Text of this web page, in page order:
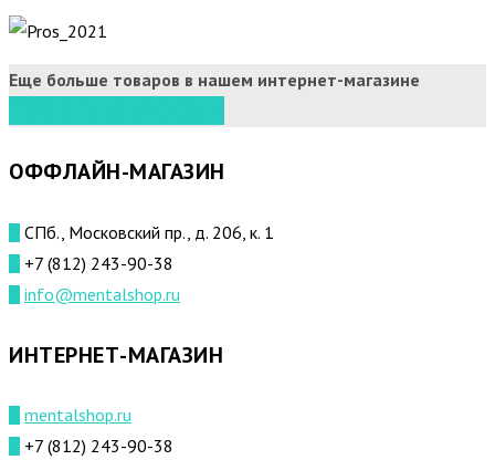
Еще больше товаров в нашем интернет-магазине
ОФФЛАЙН-МАГАЗИН
СПб., Московский пр., д. 206, к. 1
+7 (812) 243-90-38
info@mentalshop.ru
ИНТЕРНЕТ-МАГАЗИН
mentalshop.ru
+7 (812) 243-90-38